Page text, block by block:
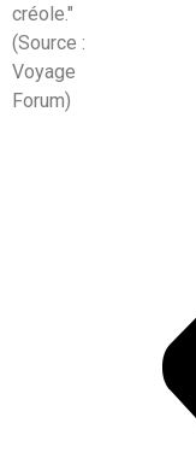
créole."
(Source :
Voyage
Forum)